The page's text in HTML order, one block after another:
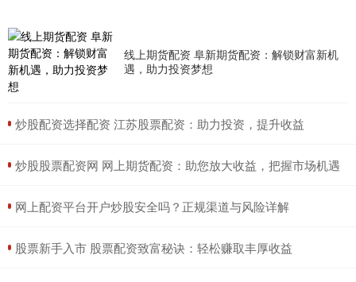
线上期货配资 阜新期货配资：解锁财富新机
遇，助力投资梦想
​炒股配资选择配资 江苏股票配资：助力投资，提升收益
​炒股股票配资网 网上期货配资：助您放大收益，把握市场机遇
​网上配资平台开户炒股安全吗？正规渠道与风险详解
​股票新手入市 股票配资致富秘诀：轻松赚取丰厚收益